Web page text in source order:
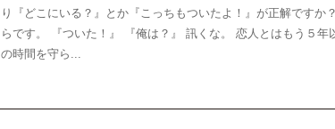
り『どこにいる？』とか『こっちもついたよ！』が正解です
らです。 『ついた！』 『俺は？』 訊くな。 恋人とはもう５
の時間を守ら...